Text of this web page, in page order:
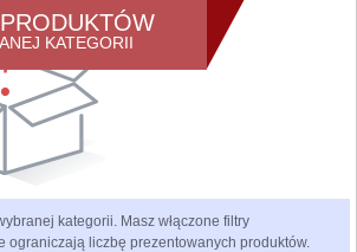
KATEGORII
kategorii. Masz włączone filtry
ograniczają liczbę prezentowanych produktów.